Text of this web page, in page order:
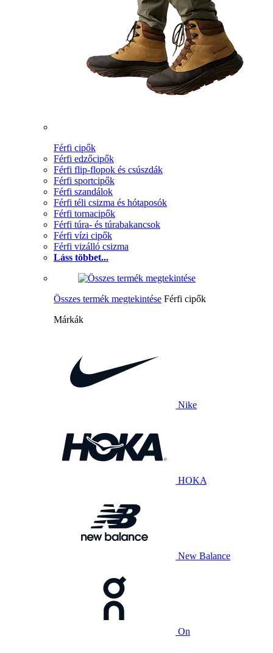
Férfi cipők
Férfi edzőcipők
Férfi flip-flopok és csúszdák
Férfi sportcipők
Férfi szandálok
Férfi téli csizma és hótaposók
Férfi tornacipők
Férfi túra- és túrabakancsok
Férfi vízi cipők
Férfi vizálló csizma
Láss többet...
Összes termék megtekintése Férfi cipők
Márkák
Nike
HOKA
New Balance
On